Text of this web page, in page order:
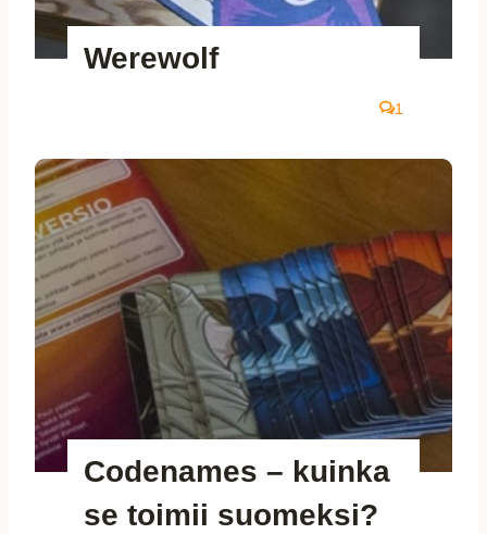
Werewolf
1
Codenames – kuinka
se toimii suomeksi?